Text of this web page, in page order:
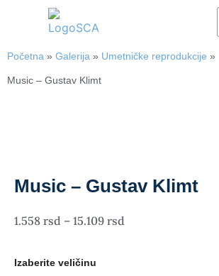
Početna » Galerija » Umetničke reprodukcije »
Music – Gustav Klimt
Music – Gustav Klimt
1.558 – 15.109
Izaberite veličinu